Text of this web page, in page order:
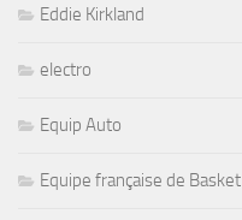
Eddie Kirkland
electro
Equip Auto
Equipe française de Basket